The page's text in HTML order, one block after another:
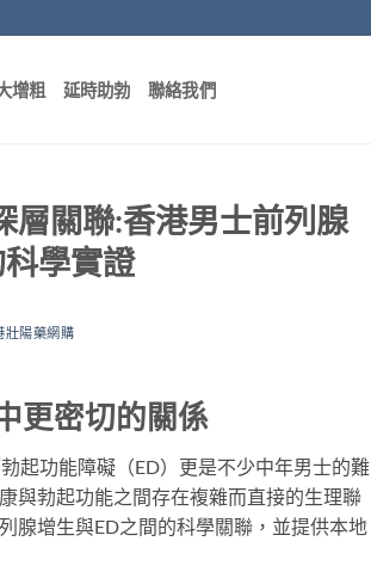
增粗 延時助勃 聯絡我們
層關聯:香港男士前列腺
學實證
壯陽藥網購
更密切的關係
起功能障礙（ED）更是不少中年男士的難
與勃起功能之間存在複雜而直接的生理聯
腺增生與ED之間的科學關聯，並提供本地